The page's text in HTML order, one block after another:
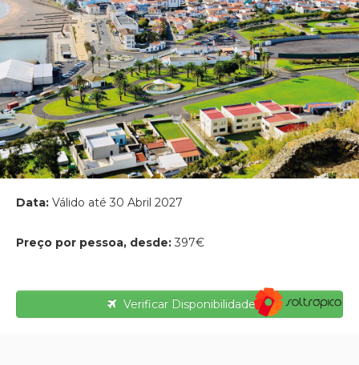
Data: Válido até 30 Abril 2027
Preço por pessoa, desde: 397€
Verificar Disponibilidade